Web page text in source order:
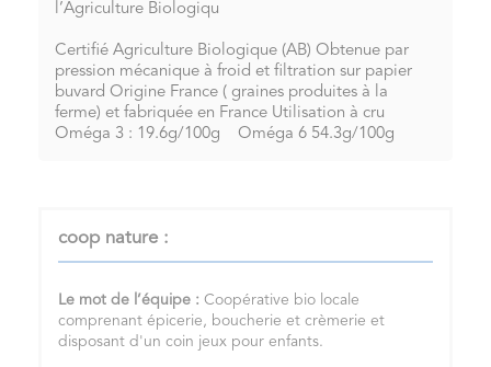
l’Agriculture Biologiqu
Certifié Agriculture Biologique (AB) Obtenue par
pression mécanique à froid et filtration sur papier
buvard Origine France ( graines produites à la
ferme) et fabriquée en France Utilisation à cru
Oméga 3 : 19.6g/100g Oméga 6 54.3g/100g
coop nature :
Le mot de l’équipe : Coopérative bio locale
comprenant épicerie, boucherie et crèmerie et
disposant d'un coin jeux pour enfants.